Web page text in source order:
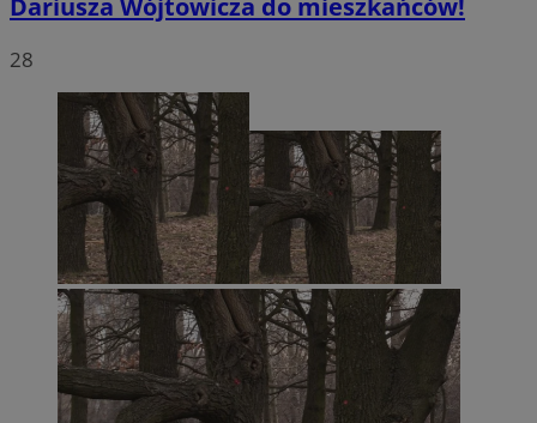
Dariusza Wójtowicza do mieszkańców!
28